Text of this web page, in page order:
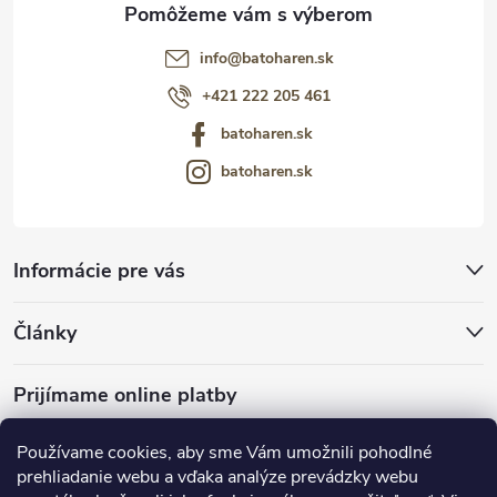
Používame cookies, aby sme Vám umožnili pohodlné
prehliadanie webu a vďaka analýze prevádzky webu
Informácie pre vás
Články
Prijímame online platby
info@batoharen.sk
+421 222 205 461
batoharen.sk
batoharen.sk